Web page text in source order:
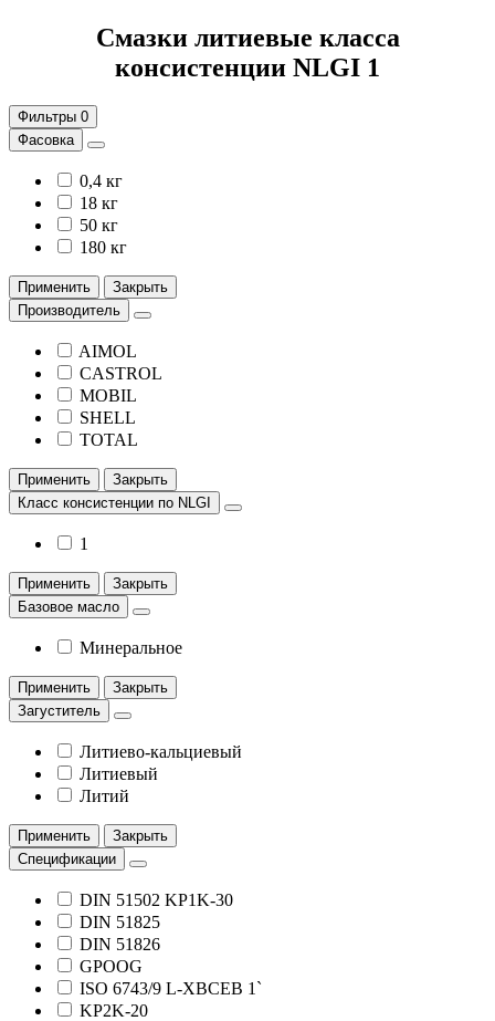
Смазки литиевые класса
консистенции NLGI 1
Фильтры 0
Фасовка
0,4 кг
18 кг
50 кг
180 кг
Применить
Закрыть
Производитель
AIMOL
CASTROL
MOBIL
SHELL
TOTAL
Применить
Закрыть
Класс консистенции по NLGI
1
Применить
Закрыть
Базовое масло
Минеральное
Применить
Закрыть
Загуститель
Литиево-кальциевый
Литиевый
Литий
Применить
Закрыть
Спецификации
DIN 51502 KP1K-30
DIN 51825
DIN 51826
GPOOG
ISO 6743/9 L-XBCEB 1`
KP2K-20